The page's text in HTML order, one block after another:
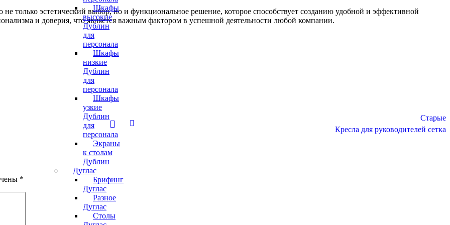
Шкафы
высокие
Дублин
для
персонала
Шкафы
низкие
Дублин
для
персонала
Шкафы
узкие
Дублин
для
персонала
Экраны
к столам
Дублин
Дуглас
Брифинг
Дуглас
Разное
Дуглас
Столы
не только эстетический выбор, но и функциональное решение, которое способствует созданию удобной и эффективной
и доверия, что является важным фактором в успешной деятельности любой компании.
Старые
Кресла для руководителей сетка
*